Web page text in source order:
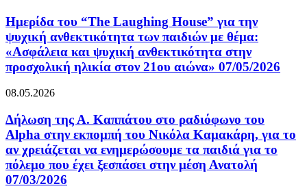
Ημερίδα του “The Laughing House” για την
ψυχική ανθεκτικότητα των παιδιών με θέμα:
«Ασφάλεια και ψυχική ανθεκτικότητα στην
προσχολική ηλικία στον 21ου αιώνα» 07/05/2026
08.05.2026
Δήλωση της Α. Καππάτου στο ραδιόφωνο του
Alpha στην εκπομπή του Νικόλα Καμακάρη, για το
αν χρειάζεται να ενημερώσουμε τα παιδιά για το
πόλεμο που έχει ξεσπάσει στην μέση Ανατολή
07/03/2026